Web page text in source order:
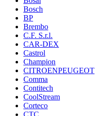
Bosch
BP
Brembo
C.F. S.r.l.
CAR-DEX
Castrol
Champion
CITROENPEUGEOT
Comma
Contitech
CoolStream
Corteco
CTC